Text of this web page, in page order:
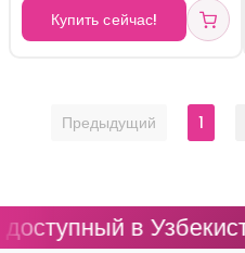
Купить сейчас!
Предыдущий 1
в Узбекистане